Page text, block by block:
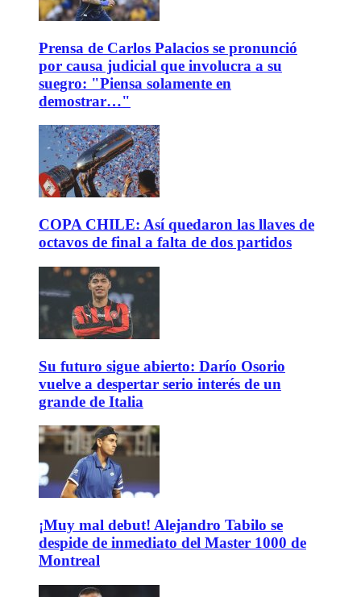
Prensa de Carlos Palacios se pronunció
por causa judicial que involucra a su
suegro: "Piensa solamente en
demostrar…"
COPA CHILE: Así quedaron las llaves de
octavos de final a falta de dos partidos
Su futuro sigue abierto: Darío Osorio
vuelve a despertar serio interés de un
grande de Italia
¡Muy mal debut! Alejandro Tabilo se
despide de inmediato del Master 1000 de
Montreal